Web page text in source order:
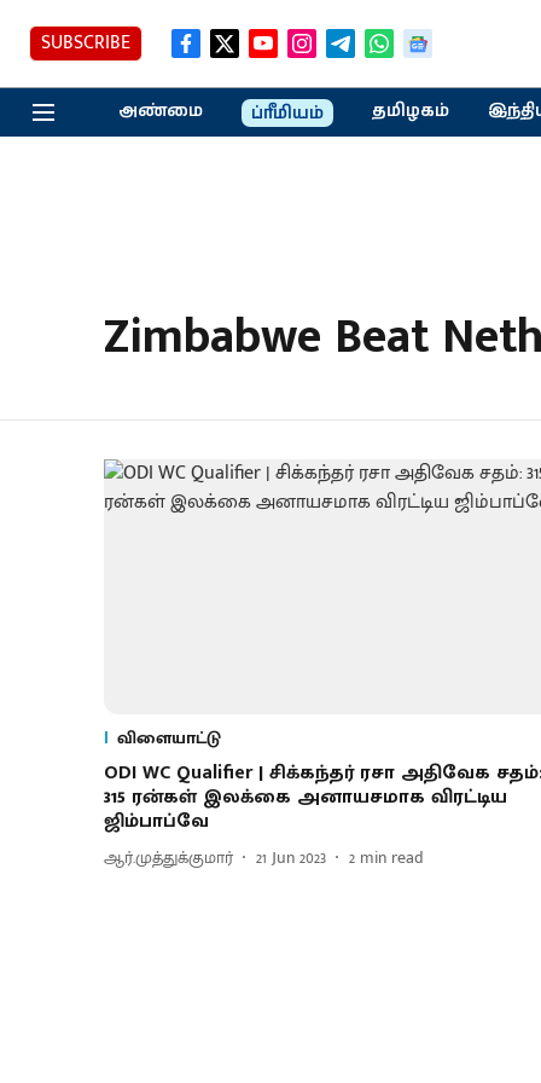
SUBSCRIBE
அண்மை ப்ரீமியம் தமிழகம்
Zimbabwe Beat
விளையாட்டு
ODI WC Qualifier | சிக்கந்தர் ரசா அதிவேக
315 ரன்கள் இலக்கை அனாயசமாக விரட்டிய
ஜிம்பாப்வே
ஆர்.முத்துக்குமார் 21 Jun 2023 2 min read